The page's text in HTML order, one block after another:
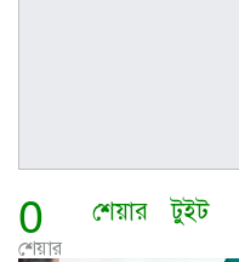
0
শেয়ার
শেয়ার টুইট